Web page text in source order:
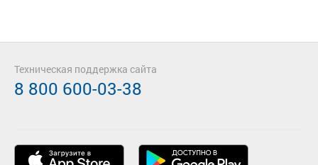
Техническая поддержка сайта
8 800 600-03-38